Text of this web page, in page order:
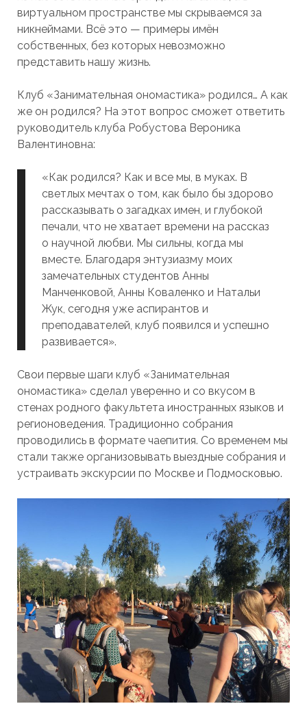
виртуальном пространстве мы скрываемся за
никнеймами. Всё это — примеры имён
собственных, без которых невозможно
представить нашу жизнь.
Клуб «Занимательная ономастика» родился… А как
же он родился? На этот вопрос сможет ответить
руководитель клуба Робустова Вероника
Валентиновна:
«Как родился? Как и все мы, в муках. В
светлых мечтах о том, как было бы здорово
рассказывать о загадках имен, и глубокой
печали, что не хватает времени на рассказ
о научной любви. Мы сильны, когда мы
вместе. Благодаря энтузиазму моих
замечательных студентов Анны
Манченковой, Анны Коваленко и Натальи
Жук, сегодня уже аспирантов и
преподавателей, клуб появился и успешно
развивается».
Свои первые шаги клуб «Занимательная
ономастика» сделал уверенно и со вкусом в
стенах родного факультета иностранных языков и
регионоведения. Традиционно собрания
проводились в формате чаепития. Со временем мы
стали также организовывать выездные собрания и
устраивать экскурсии по Москве и Подмосковью.